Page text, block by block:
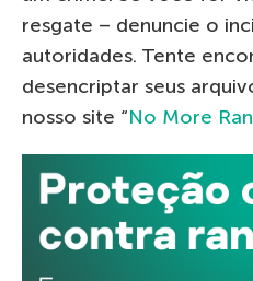
resgate – denuncie o
autoridades. Tente
desencriptar seus
nosso site “No More